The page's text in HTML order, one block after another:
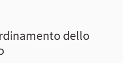
dello